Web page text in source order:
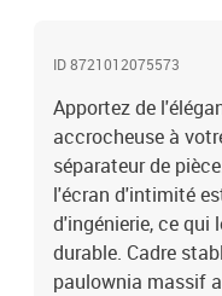
ID 8721012075573
Apportez de
accrocheuse à
séparateur de
l'écran d'intimité
d'ingénierie, ce qui
durable. Cadre
paulownia massif